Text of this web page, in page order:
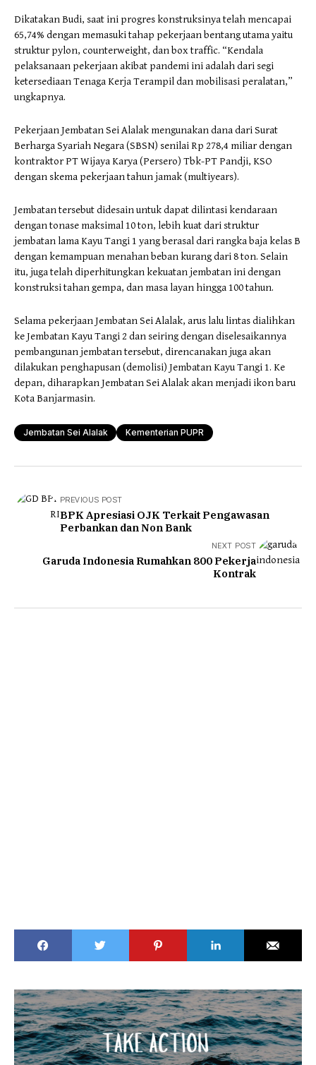
Dikatakan Budi, saat ini progres konstruksinya telah mencapai
65,74% dengan memasuki tahap pekerjaan bentang utama yaitu
struktur pylon, counterweight, dan box traffic. “Kendala
pelaksanaan pekerjaan akibat pandemi ini adalah dari segi
ketersediaan Tenaga Kerja Terampil dan mobilisasi peralatan,”
ungkapnya.
Pekerjaan Jembatan Sei Alalak mengunakan dana dari Surat
Berharga Syariah Negara (SBSN) senilai Rp 278,4 miliar dengan
kontraktor PT Wijaya Karya (Persero) Tbk-PT Pandji, KSO
dengan skema pekerjaan tahun jamak (multiyears).
Jembatan tersebut didesain untuk dapat dilintasi kendaraan
dengan tonase maksimal 10 ton, lebih kuat dari struktur
jembatan lama Kayu Tangi 1 yang berasal dari rangka baja kelas B
dengan kemampuan menahan beban kurang dari 8 ton. Selain
itu, juga telah diperhitungkan kekuatan jembatan ini dengan
konstruksi tahan gempa, dan masa layan hingga 100 tahun.
Selama pekerjaan Jembatan Sei Alalak, arus lalu lintas dialihkan
ke Jembatan Kayu Tangi 2 dan seiring dengan diselesaikannya
pembangunan jembatan tersebut, direncanakan juga akan
dilakukan penghapusan (demolisi) Jembatan Kayu Tangi 1. Ke
depan, diharapkan Jembatan Sei Alalak akan menjadi ikon baru
Kota Banjarmasin.
Jembatan Sei Alalak Kementerian PUPR
PREVIOUS POST
BPK Apresiasi OJK Terkait Pengawasan
Perbankan dan Non Bank
NEXT POST
Garuda Indonesia Rumahkan 800 Pekerja
Kontrak